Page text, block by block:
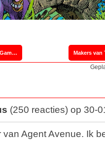
« 25% korting op 2 speler spellen bij 999 Games
(250 reacties) op 30-
van Agent Avenue. Ik